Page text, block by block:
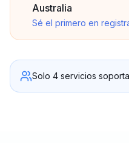
Australia
Sé el primero en
Solo 4 servicios